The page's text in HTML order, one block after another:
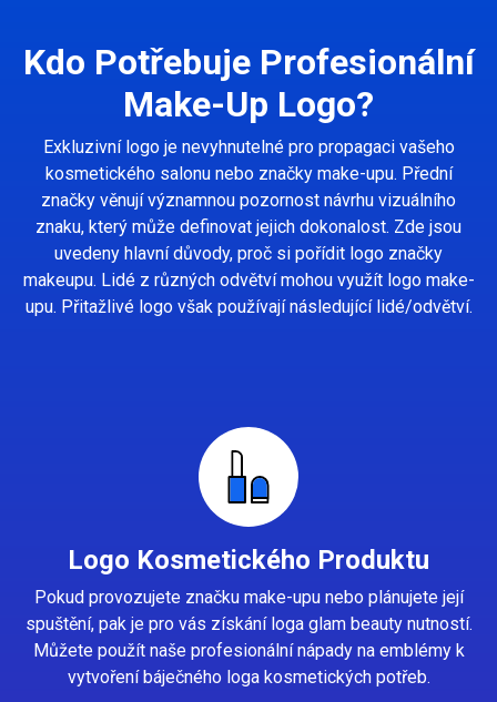
Kdo Potřebuje Profesionální
Make-Up Logo?
Exkluzivní logo je nevyhnutelné pro propagaci vašeho
kosmetického salonu nebo značky make-upu. Přední
značky věnují významnou pozornost návrhu vizuálního
znaku, který může definovat jejich dokonalost. Zde jsou
uvedeny hlavní důvody, proč si pořídit logo značky
makeupu. Lidé z různých odvětví mohou využít logo make-
upu. Přitažlivé logo však používají následující lidé/odvětví.
Logo Kosmetického Produktu
Pokud provozujete značku make-upu nebo plánujete její
spuštění, pak je pro vás získání loga glam beauty nutností.
Můžete použít naše profesionální nápady na emblémy k
vytvoření báječného loga kosmetických potřeb.